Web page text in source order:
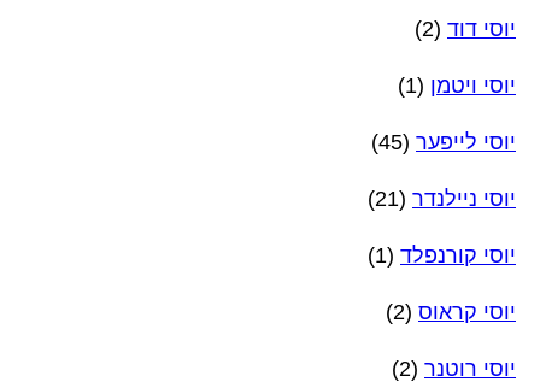
יוסי דוד (2)
יוסי ויטמן (1)
יוסי לייפער (45)
יוסי ניילנדר (21)
יוסי קורנפלד (1)
יוסי קראוס (2)
יוסי רוטנר (2)